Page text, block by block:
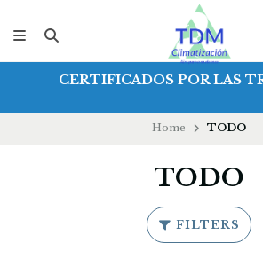
CERTIFICADOS POR LAS
Home TODO
TODO
FILTERS